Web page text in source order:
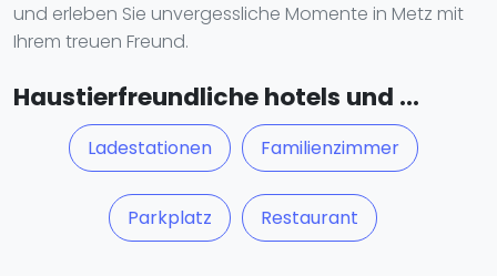
und erleben Sie unvergessliche Momente in Metz mit
Ihrem treuen Freund.
Haustierfreundliche hotels und ...
Ladestationen Familienzimmer
Parkplatz Restaurant